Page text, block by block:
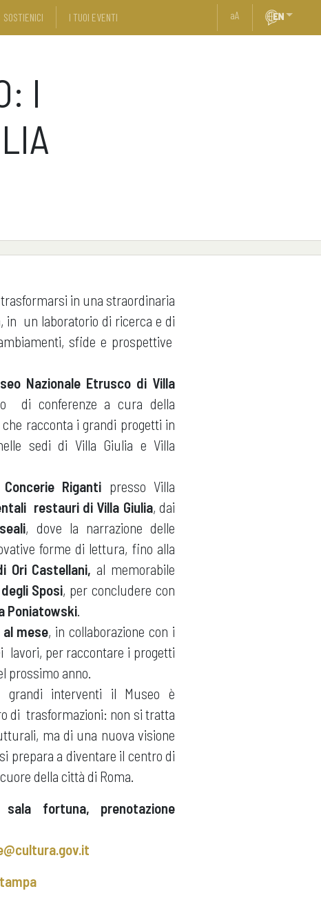
SOSTIENICI I TUOI EVENTI aA
I
in una straordinaria
in un laboratorio di ricerca e di
sfide e prospettive
Nazionale Etrusco di Villa
di conferenze a cura della
racconta i grandi progetti in
sedi di Villa Giulia e Villa
Riganti presso Villa
restauri di Villa Giulia, dai
, dove la narrazione delle
forme di lettura, fino alla
Ori Castellani, al memorabile
Sposi, per concludere con
Poniatowski.
mese, in collaborazione con i
lavori, per raccontare i progetti
prossimo anno.
grandi interventi il Museo è
di trasformazioni: non si tratta
ma di una nuova visione
prepara a diventare il centro di
della città di Roma.
fortuna, prenotazione